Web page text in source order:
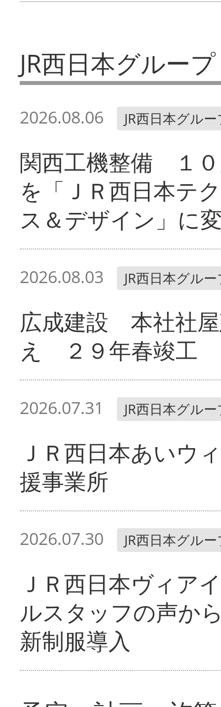
JR西日本グループ
2026.08.06 JR西日本グル
関西工機整備 １
を「ＪＲ西日本テ
ス＆デザイン」に
2026.08.03 JR西日本グル
広成建設 本社社
え ２９年春竣工
2026.07.31 JR西日本グル
ＪＲ西日本あいウ
援事業所
2026.07.30 JR西日本グル
ＪＲ西日本ヴィア
ルスタッフの声か
新制服導入